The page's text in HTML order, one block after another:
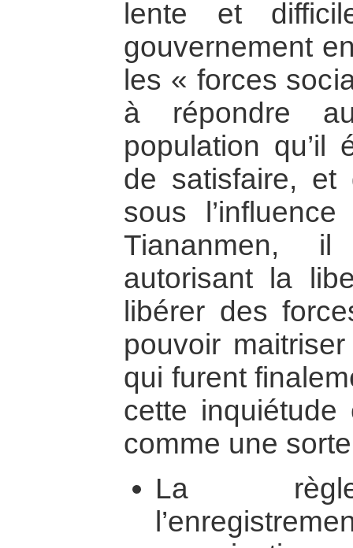
lente et
gouvernement
les « forces
à répondre
population qu’il
de satisfaire, et
sous
Tiananmen,
autorisant la
libérer des
pouvoir
qui furent
cette
comme une
La